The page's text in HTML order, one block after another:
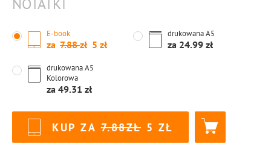
NOTATKI
E-book
za 7.88 5
drukowanaA5
za 24.99
drukowanaA5
Kolorowa
za 49.31
KUP ZA 7.88 5